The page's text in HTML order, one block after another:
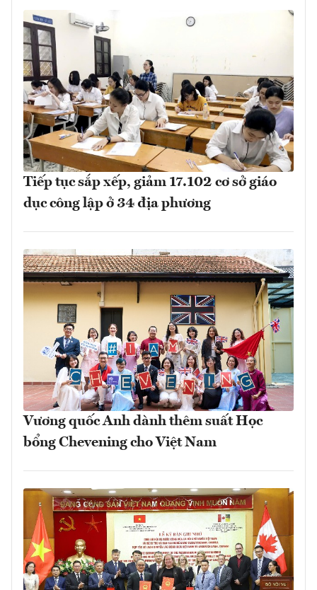
Tiếp tục sắp xếp, giảm 17.102 cơ sở giáo
dục công lập ở 34 địa phương
Vương quốc Anh dành thêm suất Học
bổng Chevening cho Việt Nam